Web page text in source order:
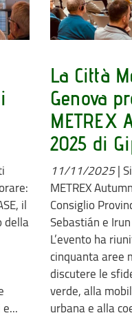
il
della
La Città
Genova
METREX
2025 di
11/11/2025|
METREX
Consiglio
Sebastián e
L’evento ha
cinquanta aree
discutere le
verde, alla
urbana e alla